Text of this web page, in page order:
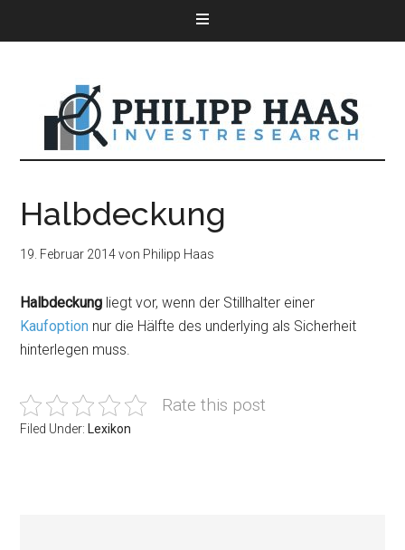
Halbdeckung
19. Februar 2014von Philipp Haas
Halbdeckung liegt vor, wenn der Stillhalter einer
Kaufoption nur die Hälfte des underlying als Sicherheit
hinterlegen muss.
Rate this post
Filed Under: Lexikon